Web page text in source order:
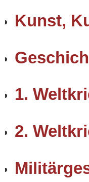
Kunst,
1.
2.